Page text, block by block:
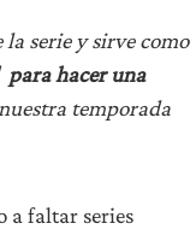
serie y sirve como
para hacer una
temporada
a faltar series